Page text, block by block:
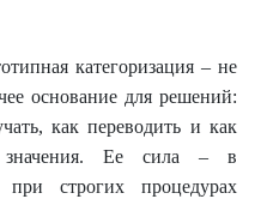
категоризация – не
основание для решений:
как переводить и как
значения. Ее сила – в
строгих процедурах